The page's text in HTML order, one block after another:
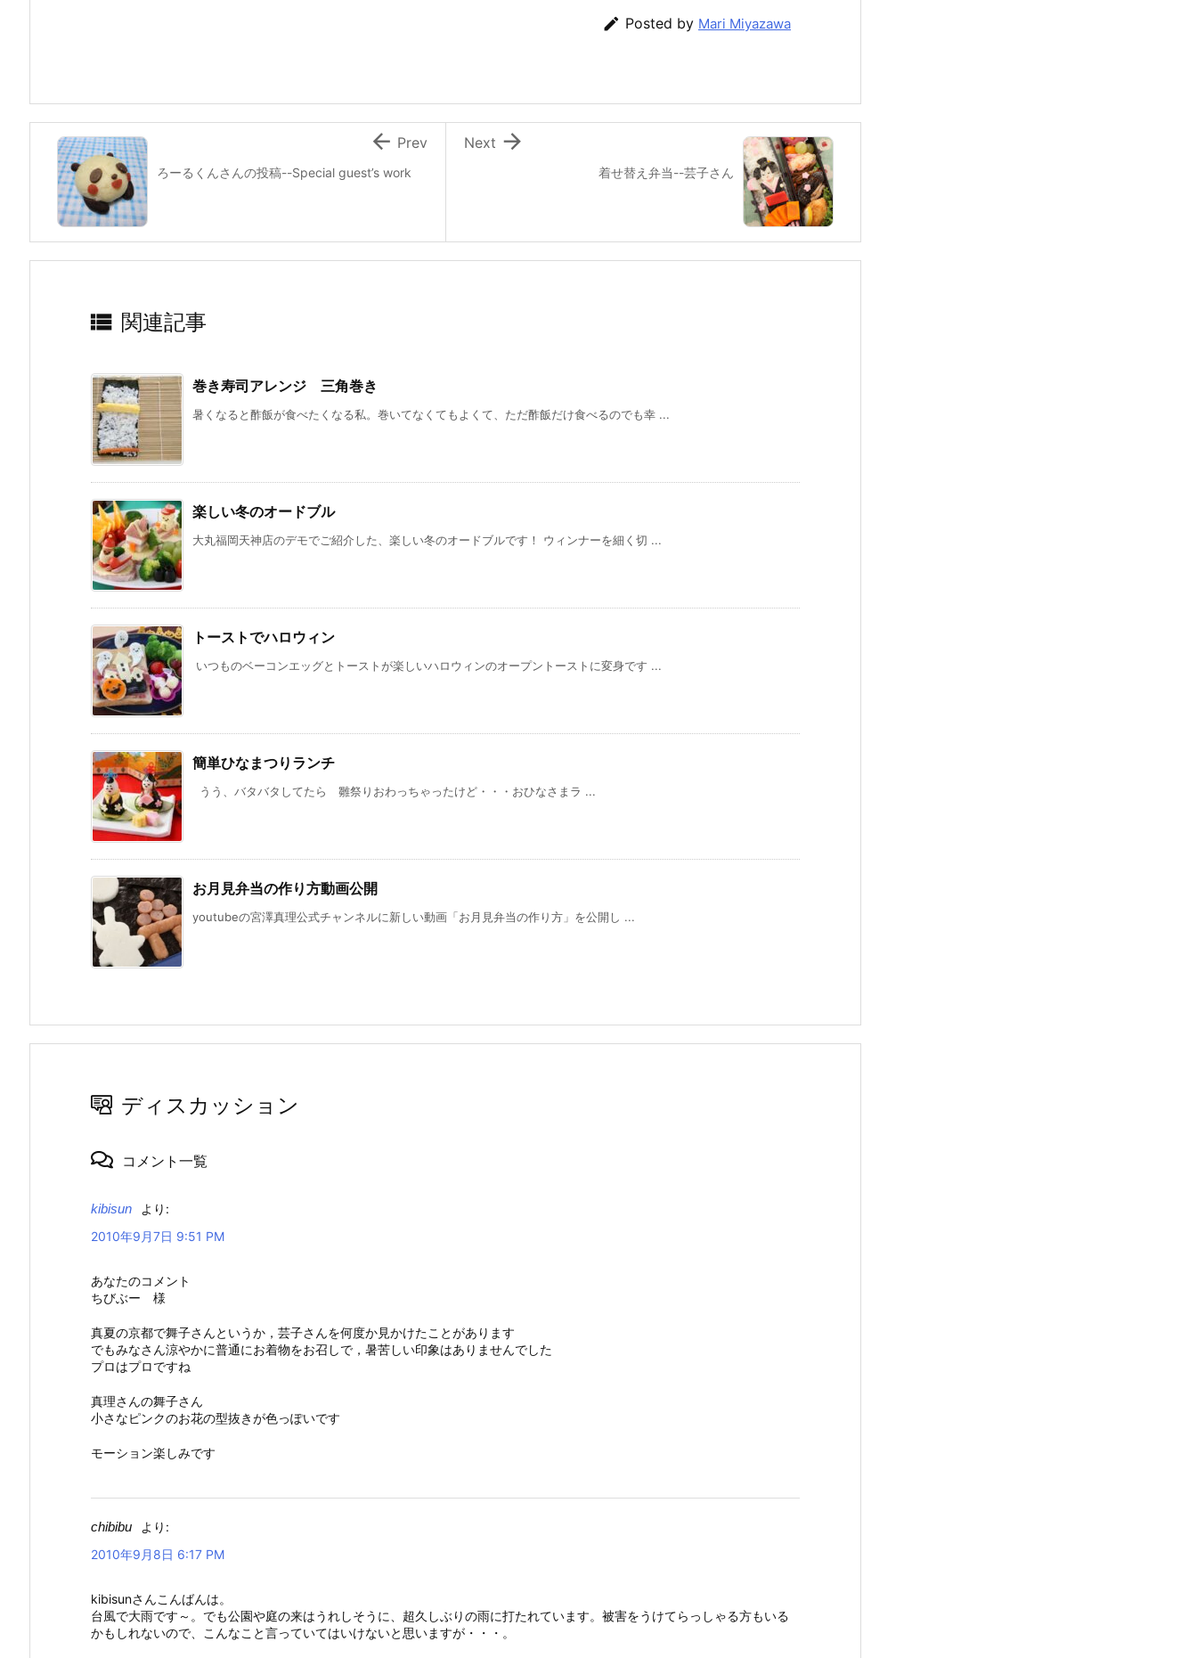
k
 Posted by Mari Miyazawa
着せ替え弁当--芸子さん

Next
ろーるくんさんの投稿--Special guest’s work
 Prev
 関連記事
巻き寿司アレンジ 三角巻き
暑くなると酢飯が食べたくなる私。巻いてなくてもよくて、ただ酢飯だけ食べるのでも幸 ...
楽しい冬のオードブル
大丸福岡天神店のデモでご紹介した、楽しい冬のオードブルです！ ウィンナーを細く切 ...
トーストでハロウィン
いつものベーコンエッグとトーストが楽しいハロウィンのオープントーストに変身です ...
簡単ひなまつりランチ
うう、バタバタしてたら 雛祭りおわっちゃったけど・・・おひなさまラ ...
お月見弁当の作り方動画公開
youtubeの宮澤真理公式チャンネルに新しい動画「お月見弁当の作り方」を公開し ...
ディスカッション
コメント一覧
kibisun
より:
2010年9月7日 9:51 PM
あなたのコメント
ちびぶー 様
真夏の京都で舞子さんというか，芸子さんを何度か見かけたことがあります
でもみなさん涼やかに普通にお着物をお召しで，暑苦しい印象はありませんでした
プロはプロですね
真理さんの舞子さん
小さなピンクのお花の型抜きが色っぽいです
モーション楽しみです
chibibu
より:
2010年9月8日 6:17 PM
kibisunさんこんばんは。
台風で大雨です～。でも公園や庭の来はうれしそうに、超久しぶりの雨に打たれています。被害をうけてらっしゃる方もいる
かもしれないので、こんなこと言っていてはいけないと思いますが・・・。